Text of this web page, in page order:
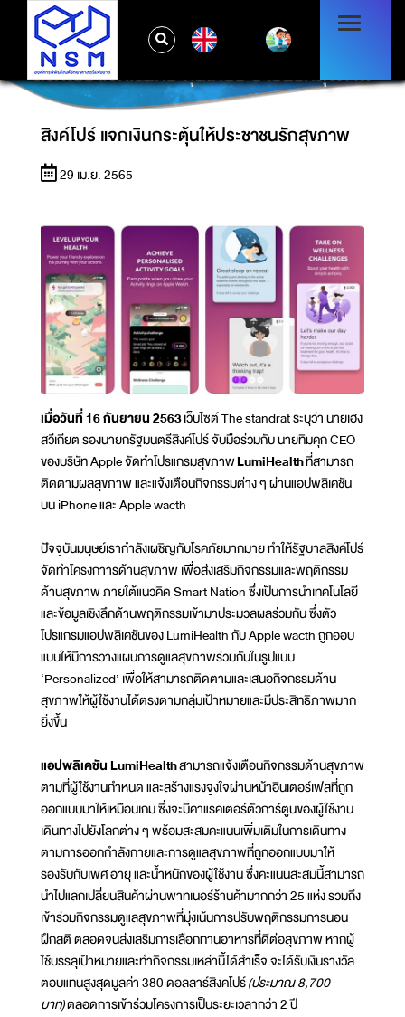
สิงค์โปร์ แจกเงินกระตุ้นให้ประชาชนรักสุขภาพ
สิงค์โปร์ แจกเงินกระตุ้นให้ประชาชนรักสุขภาพ
29 เม.ย. 2565
เมื่อวันที่ 16 กันยายน 2563เว็บไซต์ The standrat ระบุว่า นายเฮง
สวีเกียต รองนายกรัฐมนตรีสิงค์โปร์ จับมือร่วมกับ นายทิมคุก CEO
ของบริษัท Apple จัดทำโปรแกรมสุขภาพLumiHealthที่สามารถ
ติดตามผลสุขภาพ และแจ้งเตือนกิจกรรมต่าง ๆ ผ่านแอปพลิเคชัน
บน iPhone และ Apple wacth
ปัจจุบันมนุษย์เรากำลังเผชิญกับโรคภัยมากมาย ทำให้รัฐบาลสิงค์โปร์
จัดทำโครงกาารด้านสุขภาพ เพื่อส่งเสริมกิจกรรมและพฤติกรรม
ด้านสุขภาพ ภายใต้แนวคิด Smart Nation ซึ่งเป็นการนำเทคโนโลยี
และข้อมูลเชิงลึกด้านพฤติกรรมเข้ามาประมวลผลร่วมกัน ซึ่งตัว
โปรแกรมแอปพลิเคชันของ LumiHealth กับ Apple wacth ถูกออบ
แบบให้มีการวางแผนการดูแลสุขภาพร่วมกันในรูปแบบ
‘Personalized’ เพื่อให้สามารถติดตามและเสนอกิจกรรมด้าน
สุขภาพให้ผู้ใช้งานได้ตรงตามกลุ่มเป้าหมายและมีประสิทธิภาพมาก
ยิ่งขึ้น
แอปพลิเคชัน LumiHealthสามารถแจ้งเตือนกิจกรรมด้านสุขภาพ
ตามที่ผู้ใช้งานกำหนด และสร้างแรงจูงใจผ่านหน้าอินเตอร์เฟสที่ถูก
ออกแบบมาให้เหมือนเกม ซึ่งจะมีคาแรคเตอร์ตัวการ์ตูนของผู้ใช้งาน
เดินทางไปยังโลกต่าง ๆ พร้อมสะสมคะแนนเพิ่มเติมในการเดินทาง
ตามการออกกำลังกายและการดูแลสุขภาพที่ถูกออกแบบมาให้
รองรับกับเพศ อายุ และน้ำหนักของผู้ใช้งาน ซึ่งคะแนนสะสมนี้สามารถ
นำไปแลกเปลี่ยนสินค้าผ่านพาทเนอร์ร้านค้ามากกว่า 25 แห่ง รวมถึง
เข้าร่วมกิจกรรมดูแลสุขภาพที่มุ่งเน้นการปรับพฤติกรรมการนอน
ฝึกสติ ตลอดจนส่งเสริมการเลือกทานอาหารที่ดีต่อสุขภาพ หากผู้
ใช้บรรลุเป้าหมายและทำกิจกรรมเหล่านี้ได้สำเร็จ จะได้รับเงินรางวัล
ตอบแทนสูงสุดมูลค่า 380 ดอลลาร์สิงคโปร์(ประมาณ 8,700
บาท)ตลอดการเข้าร่วมโครงการเป็นระยะเวลากว่า 2 ปี